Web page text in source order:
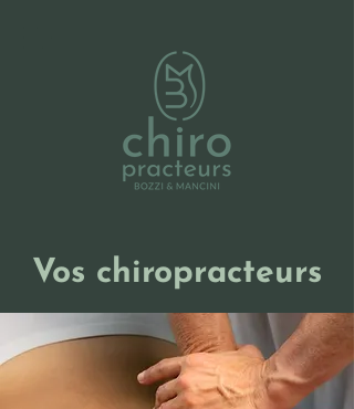
Vos chiropracteurs